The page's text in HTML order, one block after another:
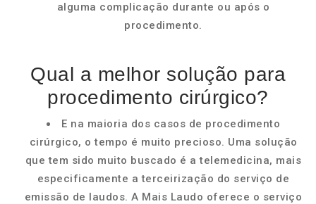
alguma complicação durante ou após o
procedimento.
Qual a melhor solução para
procedimento cirúrgico?
E na maioria dos casos de procedimento
cirúrgico, o tempo é muito precioso. Uma solução
que tem sido muito buscado é a telemedicina, mais
especificamente a terceirização do serviço de
emissão de laudos. A Mais Laudo oferece o serviço